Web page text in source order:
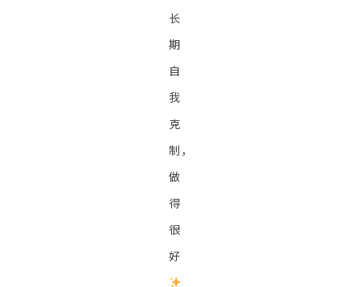
长
期
自
我
克
制，
做
得
很
好